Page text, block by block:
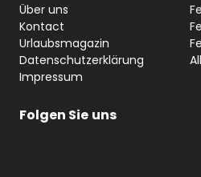
Über uns
Kontact
Urlaubsmagazin
Datenschutzerklärung
Impressum
Folgen Sie uns